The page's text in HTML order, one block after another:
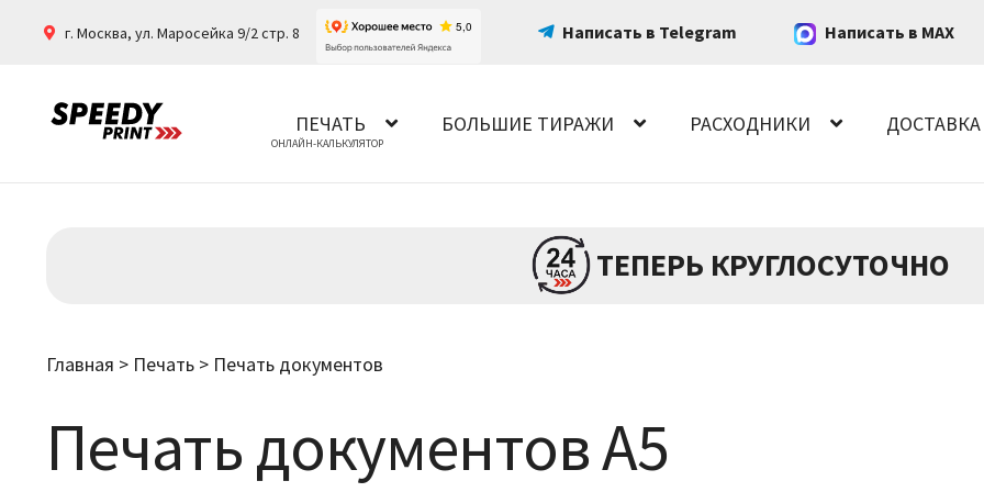
г. Москва, ул. Маросейка 9/2 стр. 8 Написать в Telegram Написать в MAX
ПЕЧАТЬ БОЛЬШИЕ ТИРАЖИ РАСХОДНИКИ ДОСТАВКА
ТЕПЕРЬ КРУГЛОСУТОЧНО
Главная > Печать> Печать документов
Печать документов А5